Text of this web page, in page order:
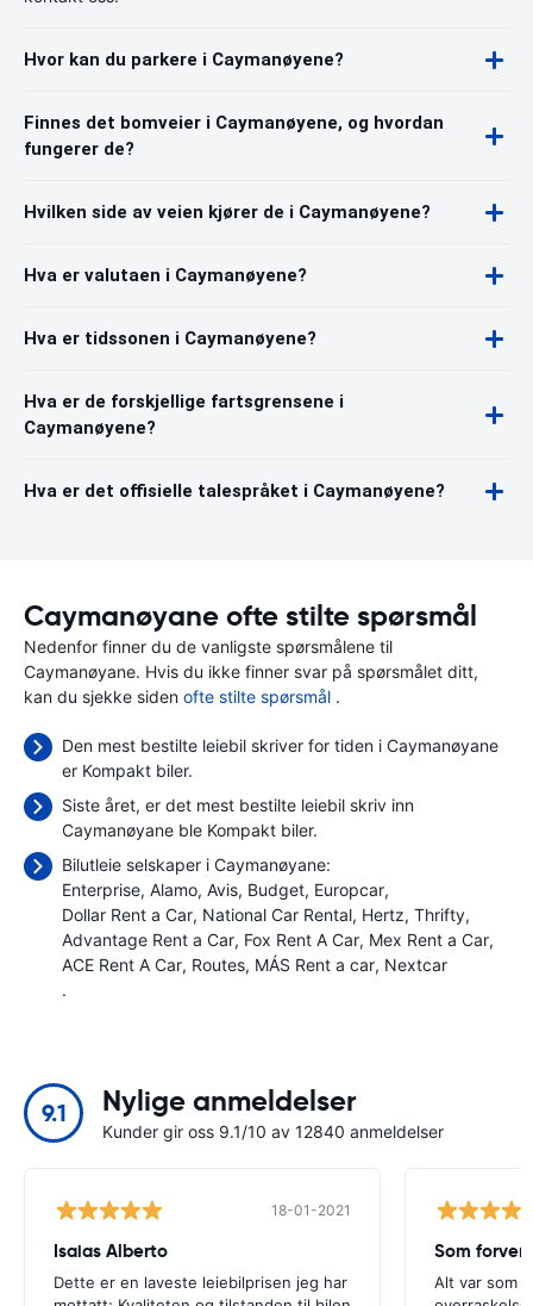
Hvor kan du parkere i Caymanøyene?
Finnes det bomveier i Caymanøyene, og hvordan
fungerer de?
Hvilken side av veien kjører de i Caymanøyene?
Hva er valutaen i Caymanøyene?
Hva er tidssonen i Caymanøyene?
Hva er de forskjellige fartsgrensene i
Caymanøyene?
Hva er det offisielle talespråket i Caymanøyene?
Caymanøyane ofte stilte spørsmål
Nedenfor finner du de vanligste spørsmålene til
Caymanøyane. Hvis du ikke finner svar på spørsmålet ditt,
kan du sjekke siden ofte stilte spørsmål .
Den mest bestilte leiebil skriver for tiden i Caymanøyane
er Kompakt biler.
Siste året, er det mest bestilte leiebil skriv inn
Caymanøyane ble Kompakt biler.
Bilutleie selskaper i Caymanøyane:
Enterprise Alamo Avis Budget Europcar
Dollar Rent a Car National Car Rental Hertz Thrifty
Advantage Rent a Car Fox Rent A Car Mex Rent a Car
ACE Rent A Car Routes MÁS Rent a car Nextcar
.
9.1 Nylige anmeldelser
Kunder gir oss 9.1/10 av 12840 anmeldelser
18-01-2021
Isaias Alberto
Dette er en laveste leiebilprisen jeg har
Som
Alt var som